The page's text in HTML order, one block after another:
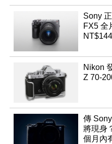
App「Atmos」登場
Sony
FX5 全
Nikon
Z 70-
傳
將現身
個月內